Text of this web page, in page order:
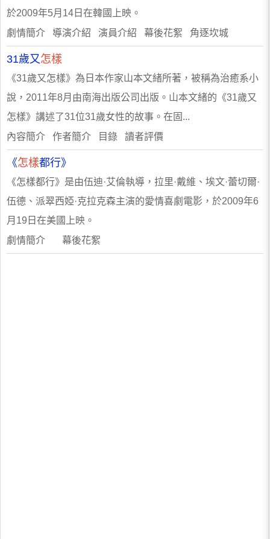
於2009年5月14日在韓國上映。
劇情簡介 導演介紹 演員介紹 幕後花絮 角逐坎城
31歲又怎樣
《31歲又怎樣》為日本作家山本文緒所著，被稱為治癒系小
說，2011年8月由南海出版公司出版。山本文緒的《31歲又
怎樣》講述了31位31歲女性的故事。在固...
內容簡介 作者簡介 目錄 讀者評價
《怎樣都行》
《怎樣都行》是由伍迪·艾倫執導，拉里·戴維、埃文·蕾切爾·
伍德、派翠西婭·克拉克森主演的愛情喜劇電影，於2009年6
月19日在美國上映。
劇情簡介 幕後花絮